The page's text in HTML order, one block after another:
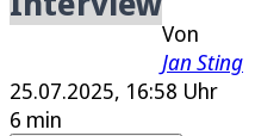
E-Paper
Von
Jan Sting
25.07.2025, 16:58 Uhr
6 min